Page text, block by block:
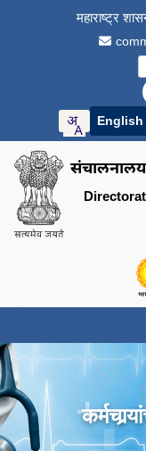
महाराष्ट्र
English